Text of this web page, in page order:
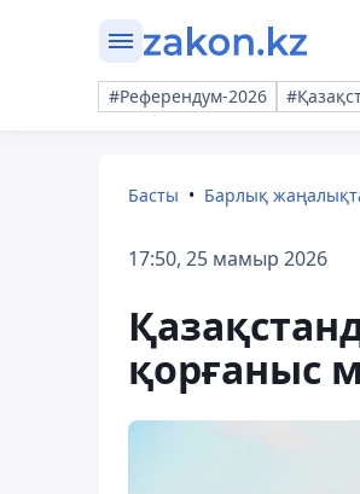
#Референдум-2026
Басты Барлық
17:50, 25 мамыр 2026
қорғаныс